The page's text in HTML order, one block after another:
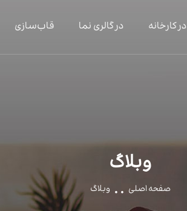
در کارخانه در گالری نما قاب‌سازی
وبلاگ
صفحه اصلی وبلاگ